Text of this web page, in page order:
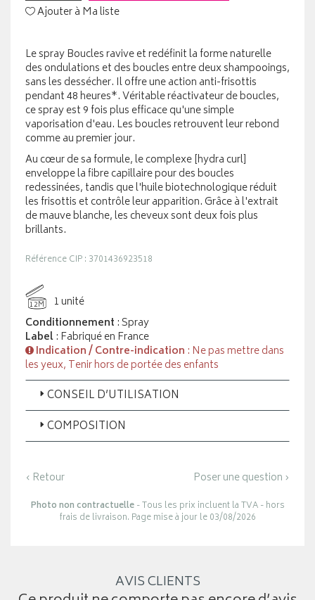
Ajouter à Ma liste
Le spray Boucles ravive et redéfinit la forme naturelle
des ondulations et des boucles entre deux shampooings,
sans les dessécher. Il offre une action anti-frisottis
pendant 48 heures*. Véritable réactivateur de boucles,
ce spray est 9 fois plus efficace qu'une simple
vaporisation d'eau. Les boucles retrouvent leur rebond
comme au premier jour.
Au cœur de sa formule, le complexe [hydra curl]
enveloppe la fibre capillaire pour des boucles
redessinées, tandis que l'huile biotechnologique réduit
les frisottis et contrôle leur apparition. Grâce à l'extrait
de mauve blanche, les cheveux sont deux fois plus
brillants.
Référence CIP : 3701436923518
12M
1 unité
Conditionnement : Spray
Label: Fabriqué en France
Indication / Contre-indication : Ne pas mettre dans
les yeux, Tenir hors de portée des enfants
CONSEIL D’UTILISATION
COMPOSITION
‹ Retour Poser une question ›
Photo non contractuelle- Tous les prix incluent la TVA - hors
frais de livraison. Page mise à jour le 03/08/2026
AVIS CLIENTS